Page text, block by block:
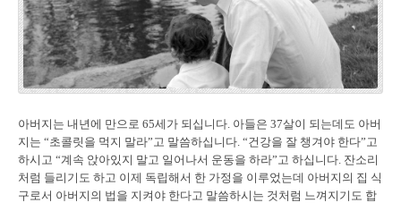
아버지는 내년에 만으로 65세가 되십니다. 아들은 37살이 되는데도 아버
지는 “초콜릿을 먹지 말라”고 말씀하십니다. “건강을 잘 챙겨야 한다”고
하시고 “계속 앉아있지 말고 일어나서 운동을 하라”고 하십니다. 잔소리
처럼 들리기도 하고 이제 독립해서 한 가정을 이루었는데 아버지의 집 식
구로서 아버지의 법을 지켜야 한다고 말씀하시는 것처럼 느껴지기도 합